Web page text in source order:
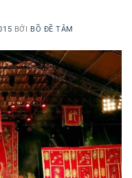
BỞI BỒ ĐỀ TÂM